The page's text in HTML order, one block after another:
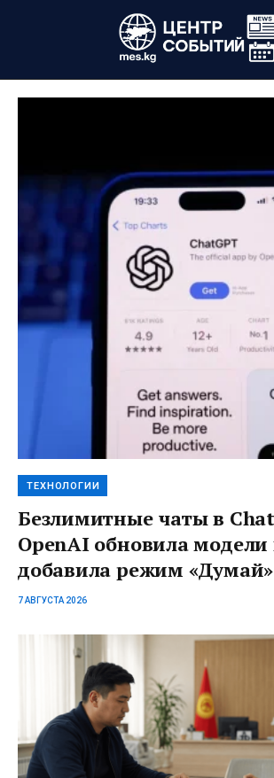
ТЕХНОЛОГИИ
Безлимитные чаты в
OpenAI обновила модели
добавила режим «Думай»
7 АВГУСТА 2026